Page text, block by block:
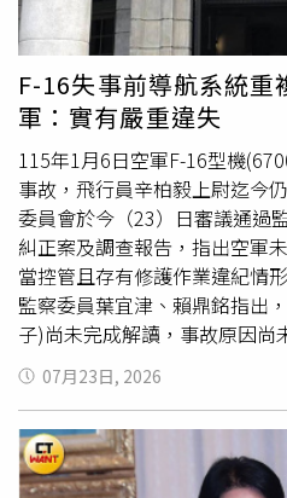
度，不論是純新制、保留舊制
工，如何實質增加退休金保障
向。黃玲娜續稱，為厚實勞工
勞退純舊制勞工自願提繳及提
制勞工自願提繳退休金，以及
等新選擇，希望增加退休準備
新制保障措施，包括確立雇主
金的義務；選擇按月請領退休
1次退休金；死亡勞工未成年
請求權時，10年請求權時效將
不得讓與、抵銷及扣押的保障
度。至於是否調高雇主法定最
勞團之間對於改革方向及應調
一致，勞動部將持續與各界討
提出行政院版本，也沒有具體
新制雇主提繳率，牽涉全台超
名適用新制勞工的權益，各項
續強化校園、青年場域及交通
品、毒駕危害及法律責任的認
黃偉哲主持，督導局處施政納
南市政府)徐健麟也期盼青年委
語言的優勢，協助市府將識毒
短影音、社群圖卡、校園活動
內容，提高宣導觸及率與辨識
告及專案報告內容踴躍發言回
工務局協助媒合企業投入公園
協助推動孔廟環境教育；鄭富
車「指差確認」及車內資訊簡
惠委員則感謝教育局長期協助
畫，使本市執行成果獲中央肯
議以網路爬蟲查找毒煙，結合
供／台南市政府)另外，青年委
已由智慧發展中心轉化為紅藍
建議「毒駕需要透過科技的方
F-16失事前導航系統
軍：實有嚴重違失
115年1月6日空軍F-16型機
事故，飛行員辛柏毅上尉迄今
委員會於今（23）日審議通過
糾正案及調查報告，指出空軍
當控管且存有修護作業違紀情
監察委員葉宜津、賴鼎銘指出
子)尚未完成解讀，事故原因尚
示，6700號機在發生事故前一
(Repeat)或間歇性(Recurring)
障排除及檢試通過，惟未適當
之風險；此外調查也發現修護
包括修護紀錄工單應填而未填
07月23日, 2026